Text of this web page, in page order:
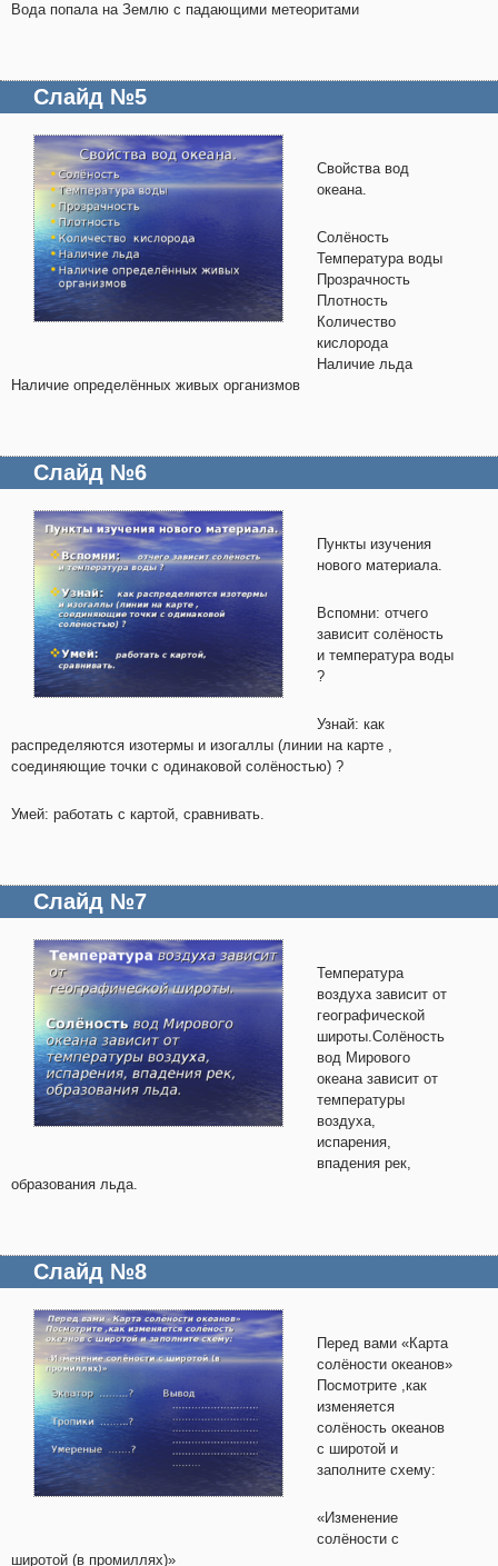
Вода попала на Землю с падающими метеоритами
Слайд №5
Свойства вод
океана.
Солёность
Температура воды
Прозрачность
Плотность
Количество
кислорода
Наличие льда
Наличие определённых живых организмов
Слайд №6
Пункты изучения
нового материала.
Вспомни: отчего
зависит солёность
и температура воды
?
Узнай: как
распределяются изотермы и изогаллы (линии на карте ,
соединяющие точки с одинаковой солёностью) ?
Умей: работать с картой, сравнивать.
Слайд №7
Температура
воздуха зависит от
географической
широты.Солёность
вод Мирового
океана зависит от
температуры
воздуха,
испарения,
впадения рек,
образования льда.
Слайд №8
Перед вами «Карта
солёности океанов»
Посмотрите ,как
изменяется
солёность океанов
с широтой и
заполните схему:
«Изменение
солёности с
широтой (в промиллях)»